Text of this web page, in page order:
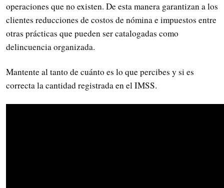
operaciones que no existen. De esta manera garantizan a los
clientes reducciones de costos de nómina e impuestos entre
otras prácticas que pueden ser catalogadas como
delincuencia organizada.
Mantente al tanto de cuánto es lo que percibes y si es
correcta la cantidad registrada en el IMSS.